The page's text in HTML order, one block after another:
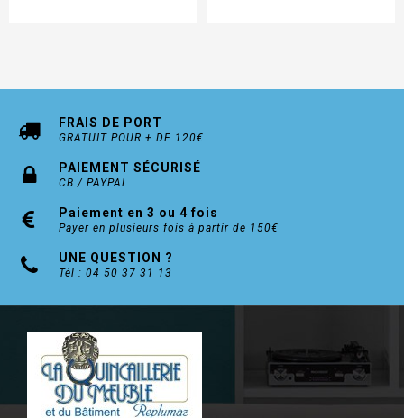
FRAIS DE PORT
GRATUIT POUR + DE 120€
PAIEMENT SÉCURISÉ
CB / PAYPAL
Paiement en 3 ou 4 fois
Payer en plusieurs fois à partir de 150€
UNE QUESTION ?
Tél : 04 50 37 31 13